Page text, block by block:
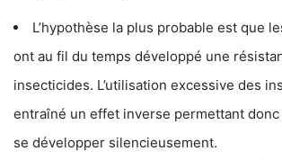
L’hypothèse la plus probable est que
ont au fil du temps développé une
insecticides. L’utilisation excessive des
entraîné un effet inverse permettant donc
se développer silencieusement.